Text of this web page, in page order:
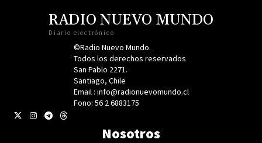
RADIO NUEVO MUNDO
Diario electrónico
©Radio Nuevo Mundo.
Todos los derechos reservados
San Pablo 2271.
Santiago, Chile
Email : info@radionuevomundo.cl
Fono: 56 2 6883175
Nosotros